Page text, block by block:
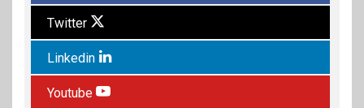
Twitter
Linkedin
Youtube